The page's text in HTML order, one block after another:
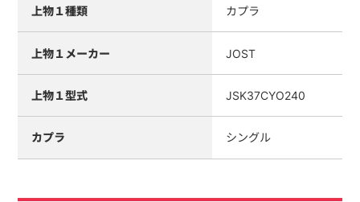
上物１種類 カプラ
上物１メーカー JOST
上物１型式 JSK37CYO240
カプラ シングル